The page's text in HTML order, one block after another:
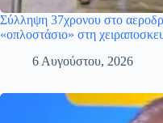
Σύλληψη 37χρονου στο
«οπλοστάσιο» στη
6 Αυγούστου, 2026